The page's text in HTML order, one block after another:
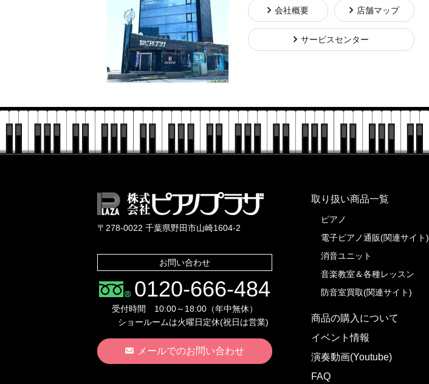
会社概要 店舗マップ
サービスセンター
株式会社ピアノプラザ
〒278-0022 千葉県野田市山崎1604-2
お問い合わせ
0120-666-484
受付時間 10:00～18:00（年中無休）
ショールームは火曜日定休(祝日は営業)
メールでのお問い合わせ
取り扱い商品一覧
ピアノ
電子ピアノ通販(関連サイト)
消音ユニット
音楽教室＆各種レッスン
防音室買取(関連サイト)
商品の購入について
イベント情報
演奏動画(Youtube)
FAQ